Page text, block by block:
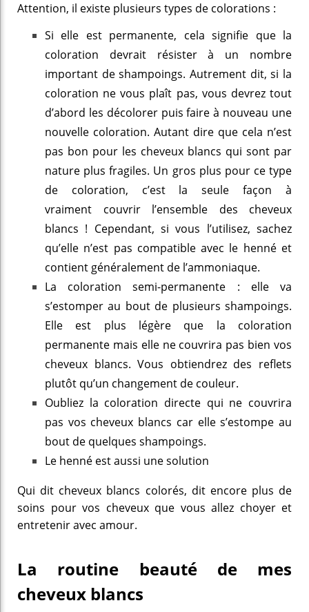
Attention, il existe plusieurs types de colorations :
Si elle est permanente, cela signifie que la
coloration devrait résister à un nombre
important de shampoings. Autrement dit, si la
coloration ne vous plaît pas, vous devrez tout
d’abord les décolorer puis faire à nouveau une
nouvelle coloration. Autant dire que cela n’est
pas bon pour les cheveux blancs qui sont par
nature plus fragiles. Un gros plus pour ce type
de coloration, c’est la seule façon à
vraiment couvrir l’ensemble des cheveux
blancs ! Cependant, si vous l’utilisez, sachez
qu’elle n’est pas compatible avec le henné et
contient généralement de l’ammoniaque.
La coloration semi-permanente : elle va
s’estomper au bout de plusieurs shampoings.
Elle est plus légère que la coloration
permanente mais elle ne couvrira pas bien vos
cheveux blancs. Vous obtiendrez des reflets
plutôt qu’un changement de couleur.
Oubliez la coloration directe qui ne couvrira
pas vos cheveux blancs car elle s’estompe au
bout de quelques shampoings.
Le henné est aussi une solution
Qui dit cheveux blancs colorés, dit encore plus de
soins pour vos cheveux que vous allez choyer et
entretenir avec amour.
La routine beauté de mes
cheveux blancs